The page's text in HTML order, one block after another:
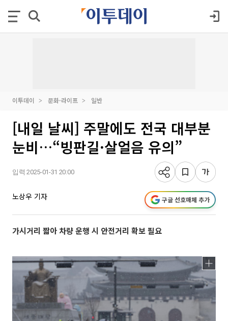
이투데이 문화·라이프 일반
[내일 날씨] 주말에도 전국 대부분
눈비…“빙판길·살얼음 유의”
입력 2025-01-31 20:00
노상우 기자 구글 선호매체 추가
가시거리 짧아 차량 운행 시 안전거리 확보 필요